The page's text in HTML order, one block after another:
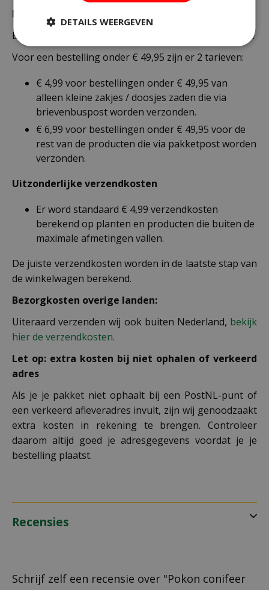
Bezorgkosten Nederland:
Bestellingen van € 49,95 of meer verzenden wij gratis.
Voor een bestelling onder € 49,95 zijn er 2 tarieven:
€ 4,99 voor bestellingen onder € 49,95 van
alleen kleine zakjes / doosjes zaden die via
brievenbuspost worden verzonden.
€ 6,99 voor bestellingen onder € 49,95 voor de
rest van de producten die via pakketpost worden
verzonden.
Uitzonderlijke verzendkosten
Er word standaard € 4,99 verzendkosten
berekend op planten en producten die buiten de
maximale afmetingen vallen.
De juiste verzendkosten worden in de laatste stap van
de winkelwagen berekend.
Bezorgkosten overige landen:
Uiteraard verzenden wij ook buiten Nederland, bekijk
hier de verzendkosten.
Let op: extra kosten bij niet ophalen of verkeerd
adres
Als je je pakket niet ophaalt bij een PostNL-punt of
een verkeerd afleveradres invult, zijn wij genoodzaakt
extra kosten in rekening te brengen. Controleer
daarom altijd goed je adresgegevens voordat je je
bestelling plaatst.
Recensies
Schrijf zelf een recensie over "Pokon conifeer
DETAILS WEERGEVEN